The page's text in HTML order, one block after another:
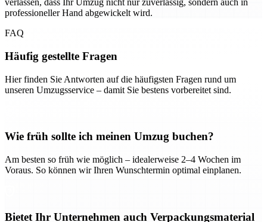
verlassen, dass Ihr Umzug nicht nur zuverlässig, sondern auch in
professioneller Hand abgewickelt wird.
FAQ
Häufig gestellte Fragen
Hier finden Sie Antworten auf die häufigsten Fragen rund um
unseren Umzugsservice – damit Sie bestens vorbereitet sind.
Wie früh sollte ich meinen Umzug buchen?
Am besten so früh wie möglich – idealerweise 2–4 Wochen im
Voraus. So können wir Ihren Wunschtermin optimal einplanen.
Bietet Ihr Unternehmen auch Verpackungsmaterial